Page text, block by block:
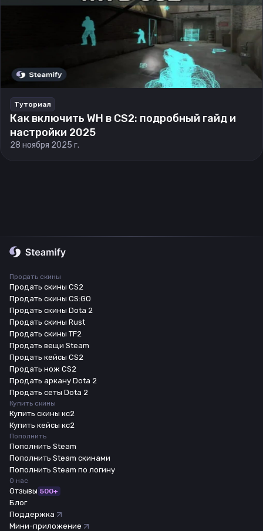
Туториал
Как включить WH в CS2: подробный гайд и
настройки 2025
28 ноября 2025 г.
Продать скины
Продать скины CS2
Продать скины CS:GO
Продать скины Dota 2
Продать скины Rust
Продать скины TF2
Продать вещи Steam
Продать кейсы CS2
Продать нож CS2
Продать аркану Dota 2
Продать сеты Dota 2
Купить скины
Купить скины кс2
Купить кейсы кс2
Пополнить
Пополнить Steam
Пополнить Steam скинами
Пополнить Steam по логину
О нас
Отзывы 500+
Блог
Поддержка
Мини-приложение